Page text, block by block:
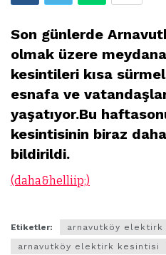
Son günlerde
olmak üzere
kesintileri kısa
esnafa ve
yaşatıyor.Bu
kesintisinin biraz
bildirildi.
(daha&helliip;)
Etiketler:
arnavutköy elektirk
arnavutköy elektirk kesintisi